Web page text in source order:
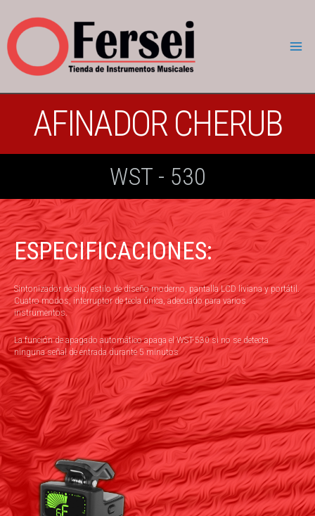
AFINADOR CHERUB
WST - 530
ESPECIFICACIONES:
Sintonizador de clip, estilo de diseño moderno, pantalla LCD liviana y portátil.
Cuatro modos, interruptor de tecla única, adecuado para varios
instrumentos.
La función de apagado automático apaga el WST-530 si no se detecta
ninguna señal de entrada durante 5 minutos